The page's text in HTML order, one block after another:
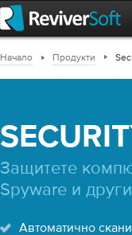
Начало Продукти
Защитете
Spyware и
Автоматично